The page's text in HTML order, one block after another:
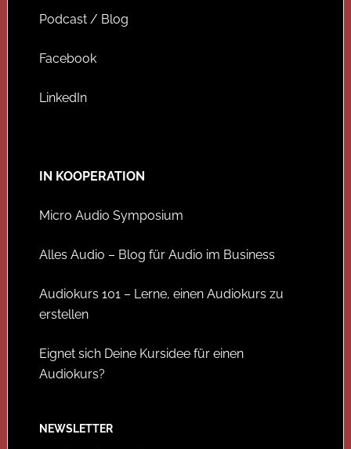
Podcast / Blog
Facebook
LinkedIn
IN KOOPERATION
Micro Audio Symposium
Alles Audio – Blog für Audio im Business
Audiokurs 101 – Lerne, einen Audiokurs zu
erstellen
Eignet sich Deine Kursidee für einen
Audiokurs?
NEWSLETTER